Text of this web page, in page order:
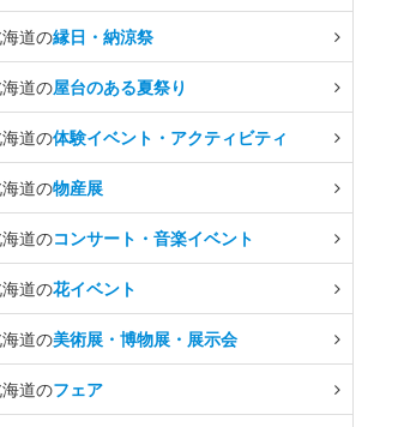
道の縁日・納涼祭
道の屋台のある夏祭り
道の体験イベント・アクティビティ
道の物産展
道のコンサート・音楽イベント
道の花イベント
道の美術展・博物展・展示会
道のフェア